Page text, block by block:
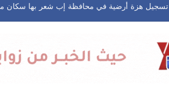
خبير طقس يتوقع أمطارًا غزيرة على عدة محافظات